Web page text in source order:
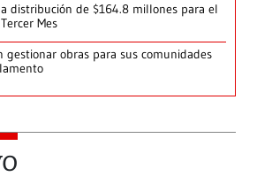
distribución de $164.8 millones para el
Mes
gestionar obras para sus comunidades